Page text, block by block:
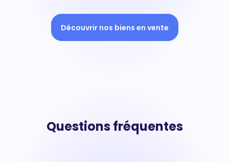
Découvrir nos biens en vente
Questions fréquentes